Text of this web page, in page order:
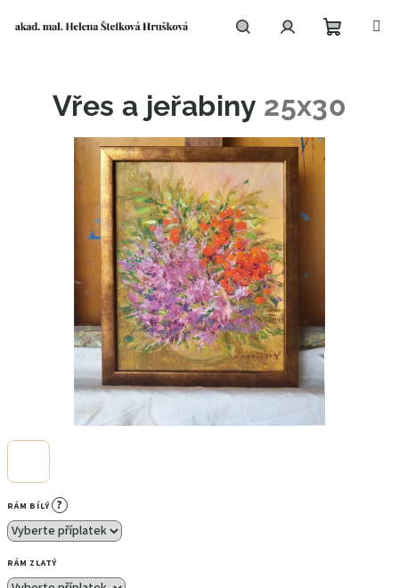
košík
RÁM BÍLÝ ?
RÁM ZLATÝ
Vřes a jeřabiny 25x30